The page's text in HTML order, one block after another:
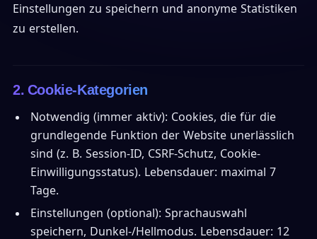
Einstellungen zu speichern und anonyme Statistiken
zu erstellen.
2. Cookie-Kategorien
Notwendig (immer aktiv): Cookies, die für die
grundlegende Funktion der Website unerlässlich
sind (z. B. Session-ID, CSRF-Schutz, Cookie-
Einwilligungsstatus). Lebensdauer: maximal 7
Tage.
Einstellungen (optional): Sprachauswahl
speichern, Dunkel-/Hellmodus. Lebensdauer: 12